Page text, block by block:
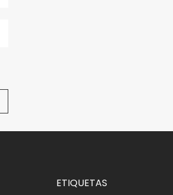
ETIQUETAS